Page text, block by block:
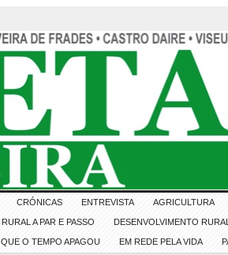
CRÓNICAS ENTREVISTA AGRICULTURA
A PAR E PASSO DESENVOLVIMENTO
O TEMPO APAGOU EM REDE PELA VIDA